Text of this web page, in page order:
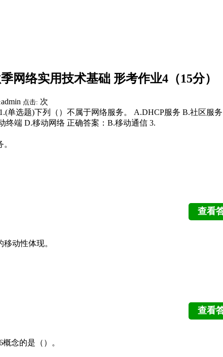
网络实用技术基础 形考作业4（15分）
admin 点击: 次
单选题)下列（）不属于网络服务。 A.DHCP服务 B.社区服
终端 D.移动网络 正确答案：B.移动通信 3.
动性体现。
念的是（）。